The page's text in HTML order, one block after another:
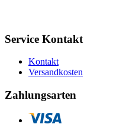
Service Kontakt
Kontakt
Versandkosten
Zahlungsarten